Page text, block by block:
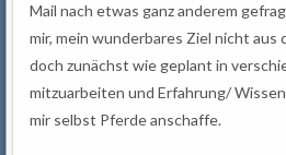
Mail nach etwas ganz anderem
mir, mein wunderbares Ziel nicht aus
doch zunächst wie geplant in
mitzuarbeiten und Erfahrung/
mir selbst Pferde anschaffe.